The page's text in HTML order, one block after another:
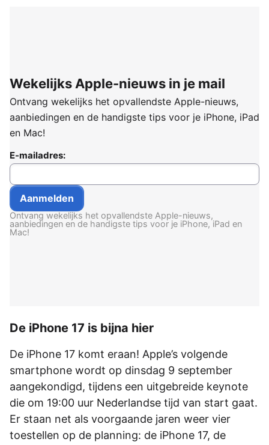
Wekelijks Apple-nieuws in je mail
Ontvang wekelijks het opvallendste Apple-nieuws,
aanbiedingen en de handigste tips voor je iPhone, iPad
en Mac!
E-mailadres:
Ontvang wekelijks het opvallendste Apple-nieuws,
aanbiedingen en de handigste tips voor je iPhone, iPad en
Mac!
De iPhone 17 is bijna hier
De iPhone 17 komt eraan! Apple’s volgende
smartphone wordt op dinsdag 9 september
aangekondigd, tijdens een uitgebreide keynote
die om 19:00 uur Nederlandse tijd van start gaat.
Er staan net als voorgaande jaren weer vier
toestellen op de planning: de iPhone 17, de